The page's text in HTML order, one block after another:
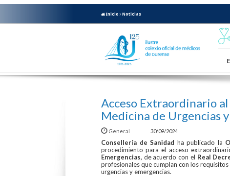
Inicio Noticias
Acceso Extraordinario
Medicina de Urgencias
General 30/09/2024
Consellería de Sanidad ha publicado la
procedimiento para el acceso
Emergencias, de acuerdo con el Real
profesionales que cumplan con los
urgencias y emergencias.